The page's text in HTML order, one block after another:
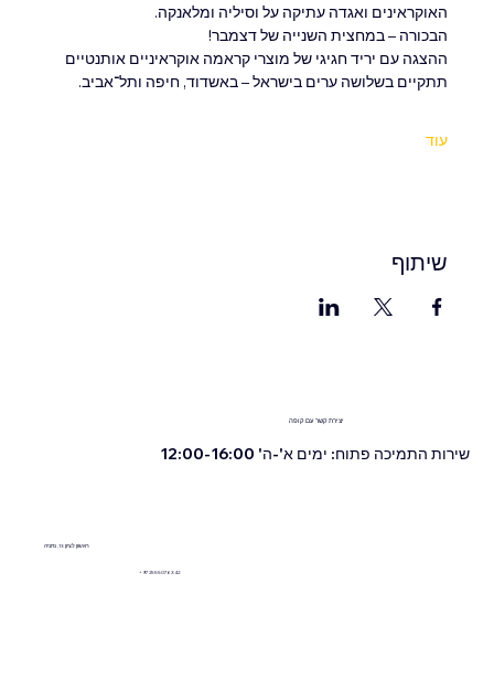
האוקראינים ואגדה עתיקה על וסיליה ומלאנקה.
הבכורה – במחצית השנייה של דצמבר!
ההצגה עם יריד חגיגי של מוצרי קראמה אוקראיניים אותנטיים
תתקיים בשלושה ערים בישראל – באשדוד, חיפה ותל־אביב.
עוד
שיתוף
ראשון לציון 13, נתניה
+972555076342
יצירת קשר עם קופה
שירות התמיכה פתוח: ימים א'-ה' 12:00-16:00